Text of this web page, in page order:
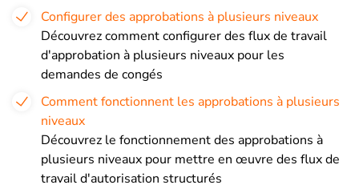
Configurer des approbations à plusieurs niveaux
Découvrez comment configurer des flux de travail
d'approbation à plusieurs niveaux pour les
demandes de congés
Comment fonctionnent les approbations à plusieurs
niveaux
Découvrez le fonctionnement des approbations à
plusieurs niveaux pour mettre en œuvre des flux de
travail d'autorisation structurés